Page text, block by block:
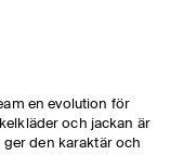
en evolution för
och jackan är
den karaktär och